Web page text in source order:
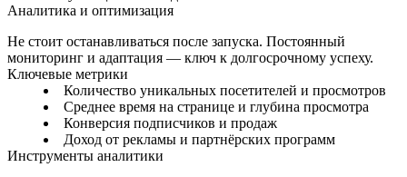
Аналитика и оптимизация
Не стоит останавливаться после запуска. Постоянный
мониторинг и адаптация — ключ к долгосрочному успеху.
Ключевые метрики
Количество уникальных посетителей и просмотров
Среднее время на странице и глубина просмотра
Конверсия подписчиков и продаж
Доход от рекламы и партнёрских программ
Инструменты аналитики